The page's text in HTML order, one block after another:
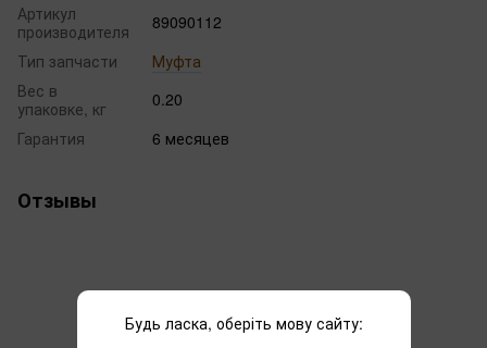
Артикул
производителя
89090112
Тип запчасти
Муфта
Вес в
упаковке, кг
0.20
Гарантия
6 месяцев
Отзывы
Будь ласка, оберіть мову сайту: